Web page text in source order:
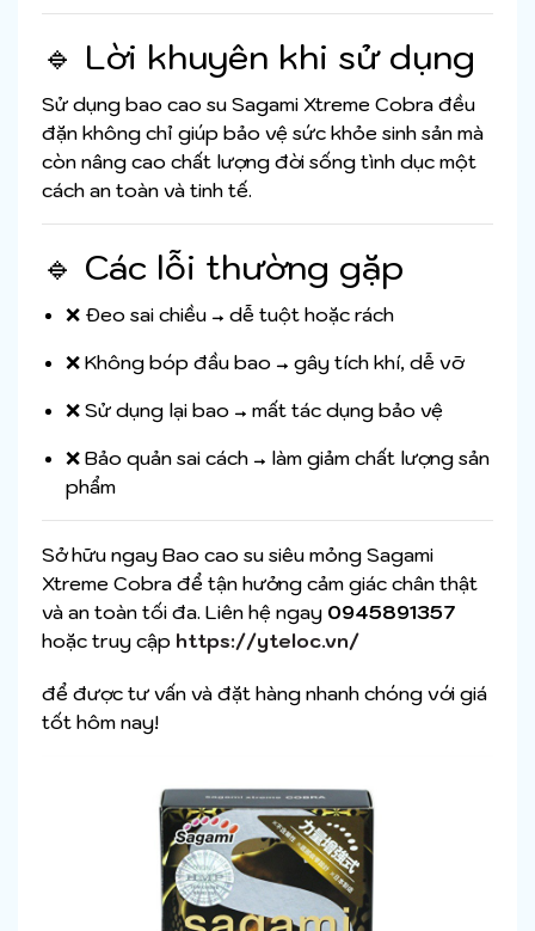
🔹 Lời khuyên khi sử dụng
Sử dụng bao cao su Sagami Xtreme Cobra đều
đặn không chỉ giúp bảo vệ sức khỏe sinh sản mà
còn nâng cao chất lượng đời sống tình dục một
cách an toàn và tinh tế.
🔹 Các lỗi thường gặp
❌ Đeo sai chiều → dễ tuột hoặc rách
❌ Không bóp đầu bao → gây tích khí, dễ vỡ
❌ Sử dụng lại bao → mất tác dụng bảo vệ
❌ Bảo quản sai cách → làm giảm chất lượng sản
phẩm
Sở hữu ngay Bao cao su siêu mỏng Sagami
Xtreme Cobra để tận hưởng cảm giác chân thật
và an toàn tối đa. Liên hệ ngay 0945891357
hoặc truy cập https://yteloc.vn/
để được tư vấn và đặt hàng nhanh chóng với giá
tốt hôm nay!